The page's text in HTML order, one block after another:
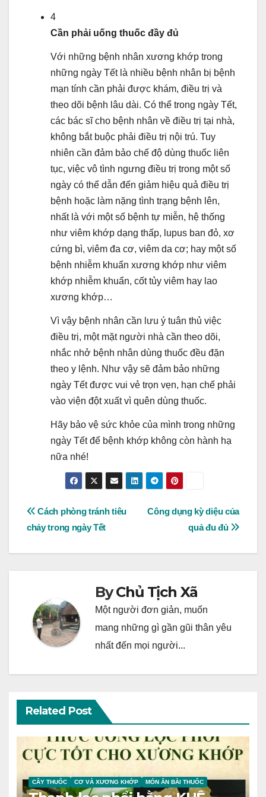
4
Cần phải uống thuốc đầy đủ
Với những bệnh nhân xương khớp trong
những ngày Tết là nhiều bệnh nhân bị bệnh
mạn tính cần phải được khám, điều trị và
theo dõi bệnh lâu dài. Có thể trong ngày Tết,
các bác sĩ cho bệnh nhân về điều trị tại nhà,
không bắt buộc phải điều trị nội trú. Tuy
nhiên cần đảm bảo chế độ dùng thuốc liên
tục, việc vô tình ngưng điều trị trong một số
ngày có thể dẫn đến giảm hiệu quả điều trị
bệnh hoặc làm nặng tình trạng bệnh lên,
nhất là với một số bệnh tự miễn, hệ thống
như viêm khớp dạng thấp, lupus ban đỏ, xơ
cứng bì, viêm đa cơ, viêm da cơ; hay một số
bệnh nhiễm khuẩn xương khớp như viêm
khớp nhiễm khuẩn, cốt tủy viêm hay lao
xương khớp…
Vì vậy bệnh nhân cần lưu ý tuân thủ việc
điều trị, một mặt người nhà cần theo dõi,
nhắc nhở bệnh nhân dùng thuốc đều đặn
theo y lệnh. Như vậy sẽ đảm bảo những
ngày Tết được vui vẻ trọn vẹn, hạn chế phải
vào viện đột xuất vì quên dùng thuốc.
Hãy bảo vệ sức khỏe của mình trong những
ngày Tết để bệnh khớp không còn hành hạ
nữa nhé!
Post
navigation
Công dụng kỳ diệu của
quả đu đủ
Cách phòng tránh tiêu
chảy trong ngày Tết
ByChủ Tịch Xã
Một người đơn giản, muốn
mang những gì gần gũi thân yêu
nhất đến mọi người...
Related Post
CÂY THUỐC CƠ VÀ XƯƠNG KHỚP MÓN ĂN BÀI THUỐC